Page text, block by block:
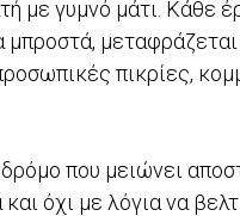
με γυμνό μάτι. Κάθε
μεταφράζεται
πικρίες,
που μειώνει
όχι με λόγια να